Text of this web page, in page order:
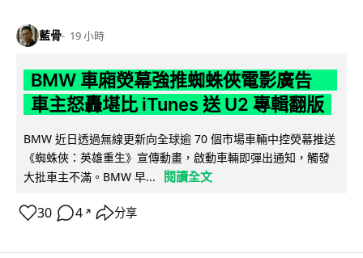
藍骨 19 小時
BMW 車廂熒幕強推蜘蛛俠電影廣告
車主怒轟堪比 iTunes 送 U2 專輯翻版
BMW 近日透過無線更新向全球逾 70 個市場車輛中控熒幕推送
《蜘蛛俠：英雄重生》宣傳動畫，啟動車輛即彈出通知，觸發
大批車主不滿。BMW 早...
閱讀全文
30 4 ↗ 分享